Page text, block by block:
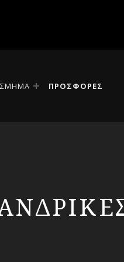
ΠΡΟΣΦΟΡΕΣ